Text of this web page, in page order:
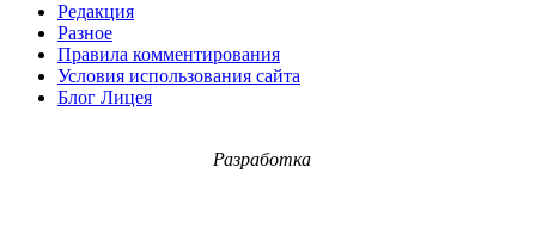
Редакция
Разное
Правила комментирования
Условия использования сайта
Блог Лицея
Разработка